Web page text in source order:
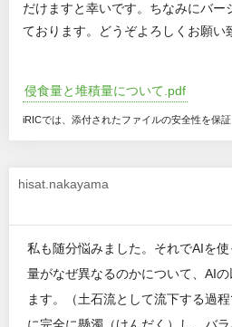
だけますと幸いです。ちなみにバー
ております。どうぞよろしくお願い
侵食量と堆積量について.pdf
iRICでは、添付されたファイルの安全性を保証
hisat.nakayama
私も随分悩みました。それでAIを
量がなぜ異なるのかについて、AI
ます。（土石流として流下する過
に完全に懸濁（けんだく）し、バラ